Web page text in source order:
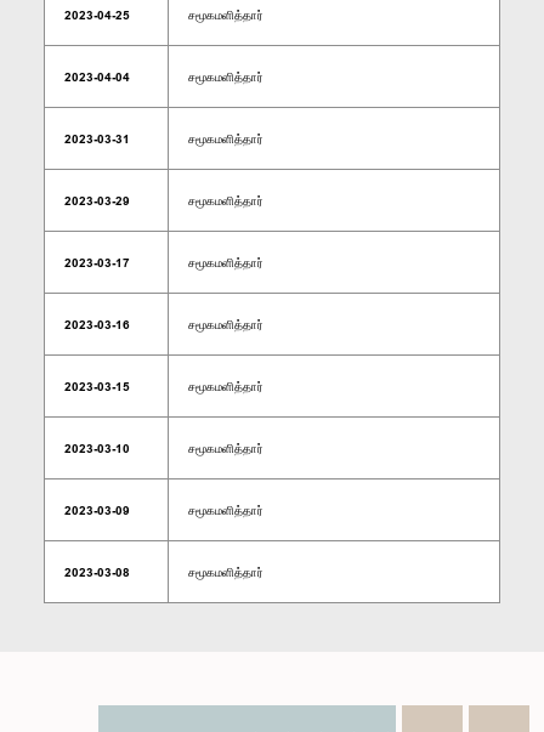
2023-04-25 சமூகமளித்தார்
2023-04-04 சமூகமளித்தார்
2023-03-31 சமூகமளித்தார்
2023-03-29 சமூகமளித்தார்
2023-03-17 சமூகமளித்தார்
2023-03-16 சமூகமளித்தார்
2023-03-15 சமூகமளித்தார்
2023-03-10 சமூகமளித்தார்
2023-03-09 சமூகமளித்தார்
2023-03-08 சமூகமளித்தார்